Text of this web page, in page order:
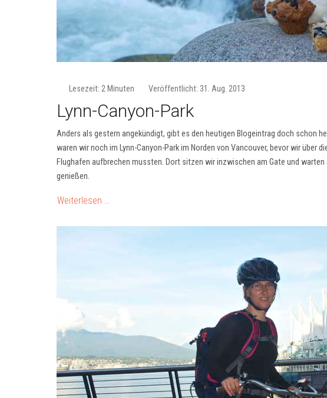
Lesezeit: 2 Minuten Veröffentlicht: 31. Aug. 2013
Lynn-Canyon-Park
Anders als gestern angekündigt, gibt es den heutigen Blogeintrag doch schon
waren wir noch im Lynn-Canyon-Park im Norden von Vancouver, bevor wir über
Flughafen aufbrechen mussten. Dort sitzen wir inzwischen am Gate und
genießen.
Weiterlesen …